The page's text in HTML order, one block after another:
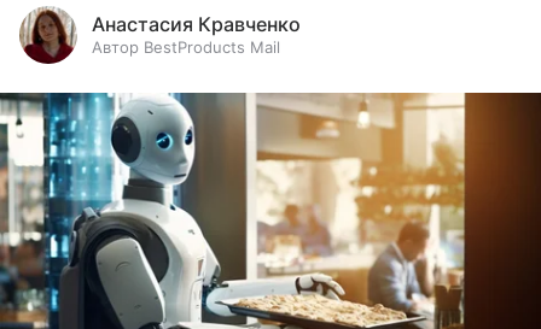
Анастасия Кравченко
Автор BestProducts Mail